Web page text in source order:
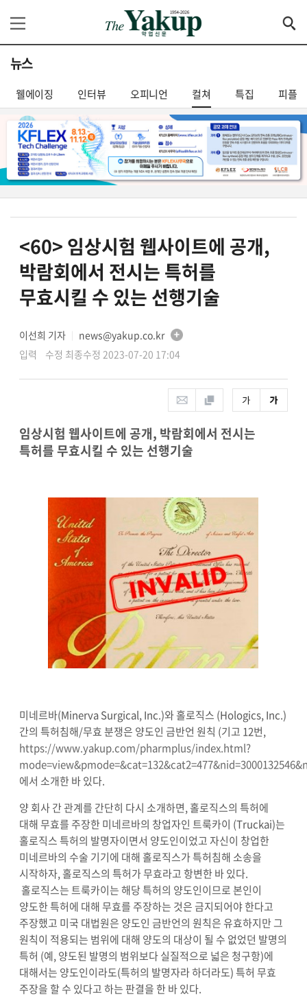
뉴스
웰에이징 인터뷰 오피니언 컬쳐 특집 피플
<60> 임상시험 웹사이트에 공개,
박람회에서 전시는 특허를
무효시킬 수 있는 선행기술
이선희 기자
news@yakup.co.kr
입력 수정 최종수정 2023-07-20 17:04
임상시험 웹사이트에 공개, 박람회에서 전시는
특허를 무효시킬 수 있는 선행기술
미네르바(Minerva Surgical, Inc.)와 홀로직스 (Hologics, Inc.)
간의 특허침해/무효 분쟁은 양도인 금반언 원칙 (기고 12번,
https://www.yakup.com/pharmplus/index.html?
에서 소개한 바 있다.
양 회사 간 관계를 간단히 다시 소개하면, 홀로직스의 특허에
대해 무효를 주장한 미네르바의 창업자인 트룩카이 (Truckai)는
홀로직스 특허의 발명자이면서 양도인이었고 자신이 창업한
미네르바의 수술 기기에 대해 홀로직스가 특허침해 소송을
시작하자, 홀로직스의 특허가 무효라고 항변한 바 있다.
홀로직스는 트룩카이는 해당 특허의 양도인이므로 본인이
양도한 특허에 대해 무효를 주장하는 것은 금지되어야 한다고
주장했고 미국 대법원은 양도인 금반언의 원칙은 유효하지만 그
원칙이 적용되는 범위에 대해 양도의 대상이 될 수 없었던 발명의
특허 (예, 양도된 발명의 범위보다 실질적으로 넓은 청구항)에
대해서는 양도인이라도(특허의 발명자라 하더라도) 특허 무효
주장을 할 수 있다고 하는 판결을 한 바 있다.